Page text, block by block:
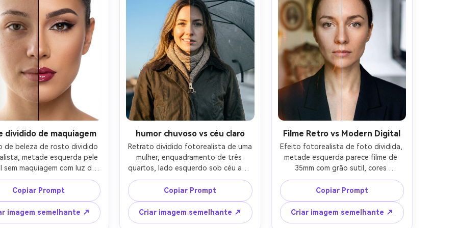
dividido de maquiagem
de beleza de rosto dividido
metade esquerda pele
sem maquiagem com luz de
macia, metade direita
glam completa com
definido e lábios
sob luz chave de estúdio,
faciais perfeitamente
Copiar Prompt
imagem semelhante ↗
humor chuvoso vs céu claro
Retrato dividido fotorealista de uma
mulher, enquadramento de três
quartos, lado esquerdo sob céu azul
claro com luz solar quente e tons
brilhantes, lado direito sob chuva
nublado com guarda-chuva, gotas
de chuva e tons dessaturados
frescos, pose e roupa idênticos,
Copiar Prompt
Criar imagem semelhante ↗
Filme Retro vs Modern Digital
Efeito fotorealista de foto dividida,
metade esquerda parece filme de
35mm com grão sutil, cores
atenuadas, vazamentos de luz,
metade direita clareza digital
moderna com destaques nítidos e
cores limpas, mesma composição e
pose do retrato, linha dividida do
Copiar Prompt
Criar imagem semelhante ↗